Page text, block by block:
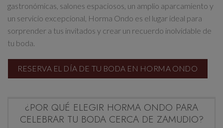
gastronómicas, salones espaciosos, un amplio aparcamiento y
un servicio excepcional, Horma Ondo es el lugar ideal para
sorprender a tus invitados y crear un recuerdo inolvidable de
tu boda.
RESERVA EL DÍA DE TU BODA EN HORMA ONDO
¿POR QUÉ ELEGIR HORMA ONDO PARA
CELEBRAR TU BODA CERCA DE ZAMUDIO?